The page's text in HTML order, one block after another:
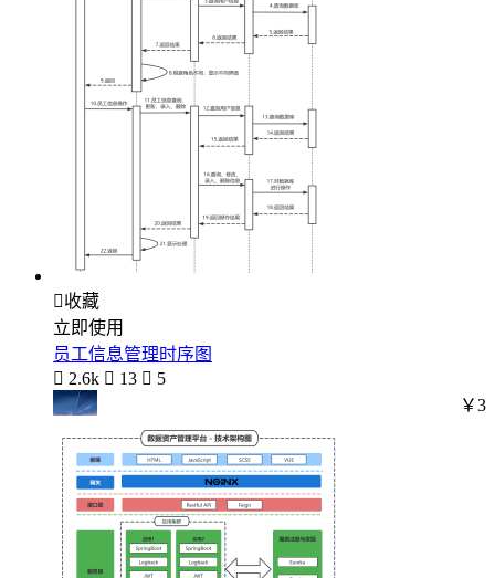
收藏
立即使用
员工信息管理时序图
 2.6k  13  5
￥3